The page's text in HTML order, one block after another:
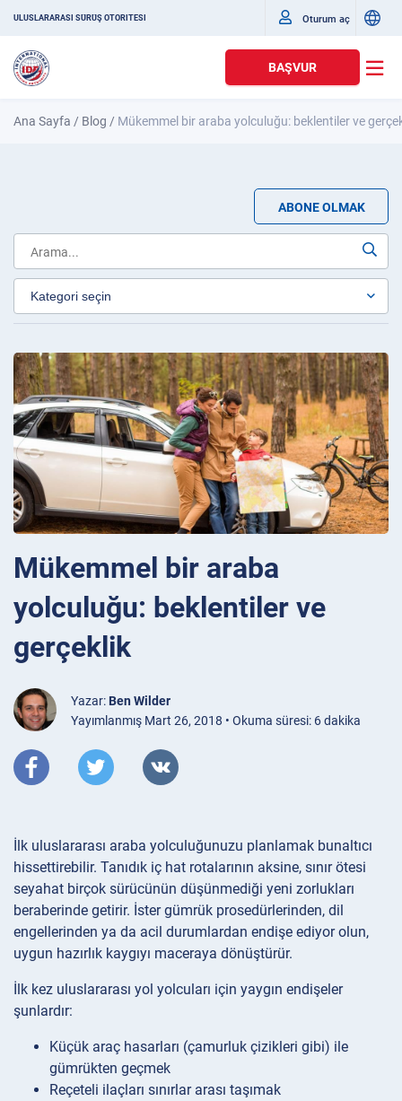
ULUSLARARASI SÜRÜŞ OTORITESI Oturum aç
BAŞVUR
Ana Sayfa / Blog / Mükemmel bir araba yolculuğu: beklentiler ve
ABONE OLMAK
Mükemmel bir araba
yolculuğu: beklentiler ve
gerçeklik
Yazar: Ben Wilder
Yayımlanmış Mart 26, 2018 • Okuma süresi: 6 dakika
İlk uluslararası araba yolculuğunuzu planlamak bunaltıcı
hissettirebilir. Tanıdık iç hat rotalarının aksine, sınır ötesi
seyahat birçok sürücünün düşünmediği yeni zorlukları
beraberinde getirir. İster gümrük prosedürlerinden, dil
engellerinden ya da acil durumlardan endişe ediyor olun,
uygun hazırlık kaygıyı maceraya dönüştürür.
İlk kez uluslararası yol yolcuları için yaygın endişeler
şunlardır:
Küçük araç hasarları (çamurluk çizikleri gibi) ile
gümrükten geçmek
Reçeteli ilaçları sınırlar arası taşımak